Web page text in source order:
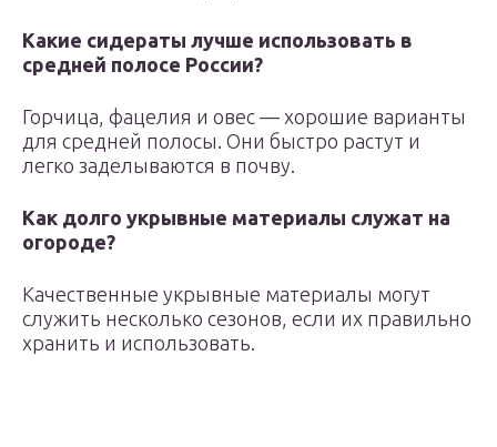
Какие сидераты лучше использовать в
средней полосе России?
Горчица, фацелия и овес — хорошие варианты
для средней полосы. Они быстро растут и
легко заделываются в почву.
Как долго укрывные материалы служат на
огороде?
Качественные укрывные материалы могут
служить несколько сезонов, если их правильно
хранить и использовать.